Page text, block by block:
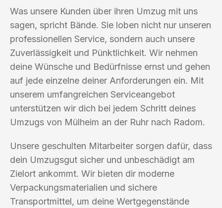
Was unsere Kunden über ihren Umzug mit uns
sagen, spricht Bände. Sie loben nicht nur unseren
professionellen Service, sondern auch unsere
Zuverlässigkeit und Pünktlichkeit. Wir nehmen
deine Wünsche und Bedürfnisse ernst und gehen
auf jede einzelne deiner Anforderungen ein. Mit
unserem umfangreichen Serviceangebot
unterstützen wir dich bei jedem Schritt deines
Umzugs von Mülheim an der Ruhr nach Radom.
Unsere geschulten Mitarbeiter sorgen dafür, dass
dein Umzugsgut sicher und unbeschädigt am
Zielort ankommt. Wir bieten dir moderne
Verpackungsmaterialien und sichere
Transportmittel, um deine Wertgegenstände